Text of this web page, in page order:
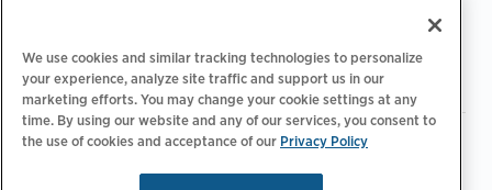
Fortrolighedspolitik‌‌| Privatlivsvalg|Juridisk|
We use cookies and similar tracking technologies to personalize
your experience, analyze site traffic and support us in our
marketing efforts. You may change your cookie settings at any
time. By using our website and any of our services, you consent to
the use of cookies and acceptance of our Privacy Policy